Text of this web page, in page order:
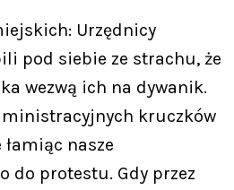
Urzędnicy
pod siebie ze strachu, że
wezwą ich na dywanik.
kruczków
nasze
do protestu. Gdy przez